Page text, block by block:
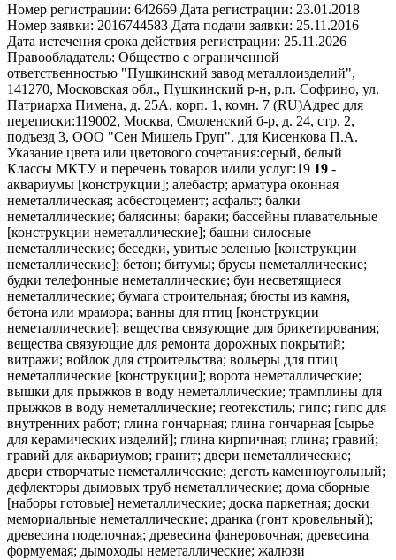
Номер регистрации: 642669 Дата регистрации: 23.01.2018
Номер заявки: 2016744583 Дата подачи заявки: 25.11.2016
Дата истечения срока действия регистрации: 25.11.2026
Правообладатель: Общество с ограниченной
ответственностью "Пушкинский завод металлоизделий",
141270, Московская обл., Пушкинский р-н, р.п. Софрино, ул.
Патриарха Пимена, д. 25А, корп. 1, комн. 7 (RU)Адрес для
переписки:119002, Москва, Смоленский б-р, д. 24, стр. 2,
подъезд 3, ООО "Сен Мишель Груп", для Кисенкова П.А.
Указание цвета или цветового сочетания:серый, белый
Классы МКТУ и перечень товаров и/или услуг:19 19 -
аквариумы [конструкции]; алебастр; арматура оконная
неметаллическая; асбестоцемент; асфальт; балки
неметаллические; балясины; бараки; бассейны плавательные
[конструкции неметаллические]; башни силосные
неметаллические; беседки, увитые зеленью [конструкции
неметаллические]; бетон; битумы; брусы неметаллические;
будки телефонные неметаллические; буи несветящиеся
неметаллические; бумага строительная; бюсты из камня,
бетона или мрамора; ванны для птиц [конструкции
неметаллические]; вещества связующие для брикетирования;
вещества связующие для ремонта дорожных покрытий;
витражи; войлок для строительства; вольеры для птиц
неметаллические [конструкции]; ворота неметаллические;
вышки для прыжков в воду неметаллические; трамплины для
прыжков в воду неметаллические; геотекстиль; гипс; гипс для
внутренних работ; глина гончарная; глина гончарная [сырье
для керамических изделий]; глина кирпичная; глина; гравий;
гравий для аквариумов; гранит; двери неметаллические;
двери створчатые неметаллические; деготь каменноугольный;
дефлекторы дымовых труб неметаллические; дома сборные
[наборы готовые] неметаллические; доска паркетная; доски
мемориальные неметаллические; дранка (гонт кровельный);
древесина поделочная; древесина фанеровочная; древесина
формуемая; дымоходы неметаллические; жалюзи